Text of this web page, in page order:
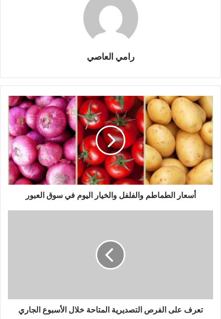
رامي العاصي
أسعار الطماطم والفلفل والخيار اليوم في سوق العبور
تعرف على الفرص التصديرية المتاحة خلال الأسبوع الجاري